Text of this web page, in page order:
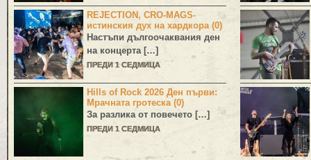
REJECTION, CRO-MAGS-
истинския дух на хардкора (0)
Настъпи дългоочаквания ден
на концерта […]
ПРЕДИ 1 СЕДМИЦА
Hills of Rock 2026 Ден първи:
Мрачната гротеска (0)
За разлика от повечето […]
ПРЕДИ 1 СЕДМИЦА